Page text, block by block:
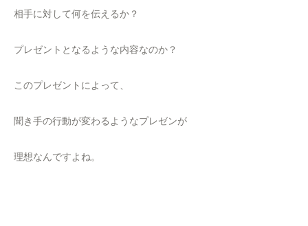
相手に対して何を伝えるか？
プレゼントとなるような内容なのか？
このプレゼントによって、
聞き手の行動が変わるようなプレゼンが
理想なんですよね。